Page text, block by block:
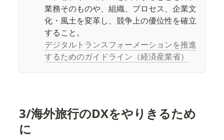
業務そのものや、組織、プロセス、企業文
化・風土を変革し、競争上の優位性を確立
デジタルトランスフォーメーションを推進
するためのガイドライン（経済産業省）
3/海外旅行のDXをやりきるため
に